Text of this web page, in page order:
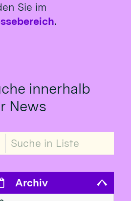
Sie im
.
innerhalb
News
in Liste
Archiv